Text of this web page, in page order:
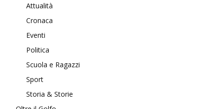
Attualità
Cronaca
Eventi
Politica
Scuola e Ragazzi
Sport
Storia & Storie